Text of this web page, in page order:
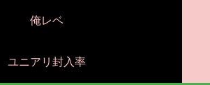
俺レベ
ユニアリ封入率